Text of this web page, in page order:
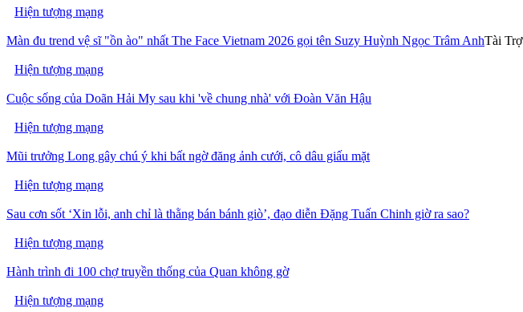
Hiện tượng mạng
Màn đu trend vệ sĩ "ồn ào" nhất The Face Vietnam 2026 gọi tên Suzy Huỳnh Ngọc Trâm AnhTài Trợ
Hiện tượng mạng
Cuộc sống của Doãn Hải My sau khi 'về chung nhà' với Đoàn Văn Hậu
Hiện tượng mạng
Mũi trưởng Long gây chú ý khi bất ngờ đăng ảnh cưới, cô dâu giấu mặt
Hiện tượng mạng
Sau cơn sốt ‘Xin lỗi, anh chỉ là thằng bán bánh giò’, đạo diễn Đặng Tuấn Chinh giờ ra sao?
Hiện tượng mạng
Hành trình đi 100 chợ truyền thống của Quan không gờ
Hiện tượng mạng